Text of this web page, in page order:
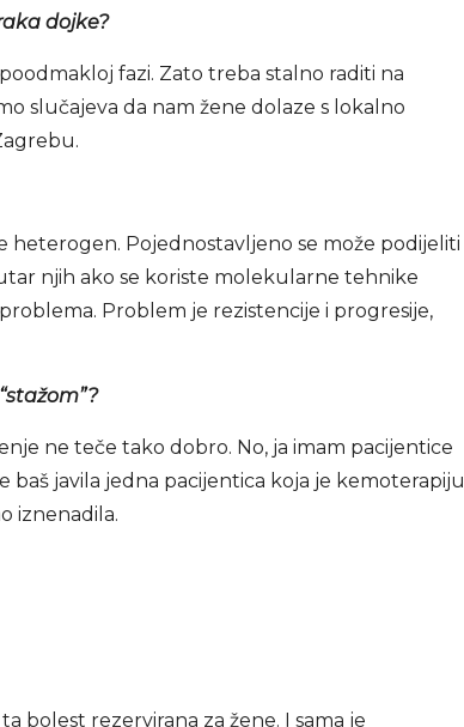
dojke?
fazi. Zato treba stalno raditi na
slučajeva da nam žene dolaze s lokalno
Pojednostavljeno se može podijeliti
njih ako se koriste molekularne tehnike
Problem je rezistencije i progresije,
ne teče tako dobro. No, ja imam pacijentice
baš javila jedna pacijentica koja je kemoterapiju
iznenadila.
bolest rezervirana za žene. I sama je